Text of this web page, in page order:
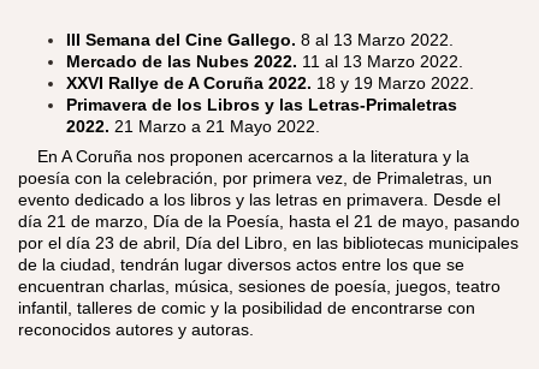
III Semana del Cine Gallego. 8 al 13 Marzo 2022.
Mercado de las Nubes 2022. 11 al 13 Marzo 2022.
XXVI Rallye de A Coruña 2022. 18 y 19 Marzo 2022.
Primavera de los Libros y las Letras-Primaletras
2022. 21 Marzo a 21 Mayo 2022.
En A Coruña nos proponen acercarnos a la literatura y la
poesía con la celebración, por primera vez, de Primaletras, un
evento dedicado a los libros y las letras en primavera. Desde el
día 21 de marzo, Día de la Poesía, hasta el 21 de mayo, pasando
por el día 23 de abril, Día del Libro, en las bibliotecas municipales
de la ciudad, tendrán lugar diversos actos entre los que se
encuentran charlas, música, sesiones de poesía, juegos, teatro
infantil, talleres de comic y la posibilidad de encontrarse con
reconocidos autores y autoras.